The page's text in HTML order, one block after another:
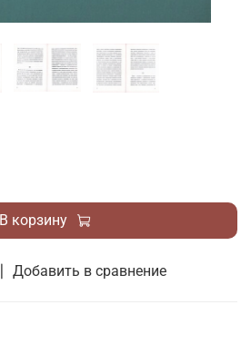
Добавить в сравнение
В корзину